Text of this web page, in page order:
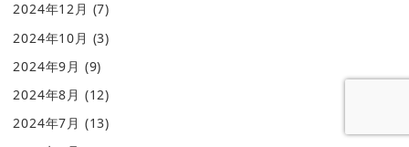
2024年12月 (7)
2024年10月 (3)
2024年9月 (9)
2024年8月 (12)
2024年7月 (13)